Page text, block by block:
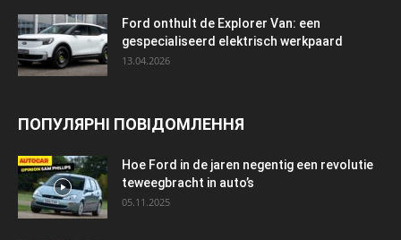
Ford onthult de Explorer Van: een
gespecialiseerd elektrisch werkpaard
13.04.2026
ПОПУЛЯРНІ ПОВІДОМЛЕННЯ
Hoe Ford in de jaren negentig een revolutie
teweegbracht in auto’s
05.11.2025